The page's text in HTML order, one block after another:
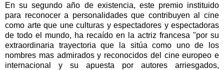
En su segundo año de existencia, este premio instituido
para reconocer a personalidades que contribuyen al cine
como arte que une culturas y espectadores y espectadoras
de todo el mundo, ha recaído en la actriz francesa "por su
extraordinaria trayectoria que la sitúa como uno de los
nombres mas admirados y reconocidos del cine europeo e
internacional y su apuesta por autores arriesgados,